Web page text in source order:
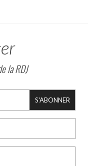
la RDJ
S'ABONNER